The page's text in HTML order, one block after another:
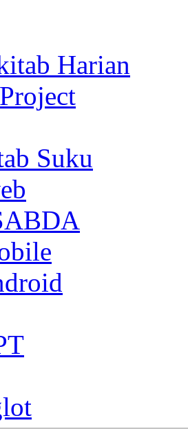
Harian
Suku